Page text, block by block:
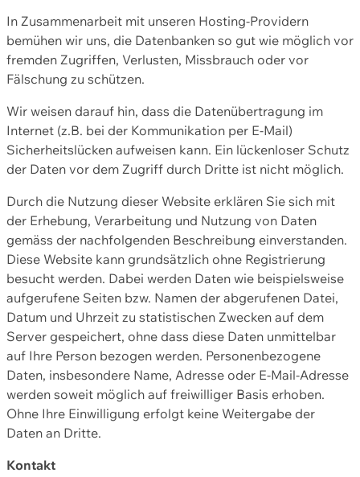
In Zusammenarbeit mit unseren Hosting-Providern
bemühen wir uns, die Datenbanken so gut wie möglich vor
fremden Zugriffen, Verlusten, Missbrauch oder vor
Fälschung zu schützen.
Wir weisen darauf hin, dass die Datenübertragung im
Internet (z.B. bei der Kommunikation per E-Mail)
Sicherheitslücken aufweisen kann. Ein lückenloser Schutz
der Daten vor dem Zugriff durch Dritte ist nicht möglich.
Durch die Nutzung dieser Website erklären Sie sich mit
der Erhebung, Verarbeitung und Nutzung von Daten
gemäss der nachfolgenden Beschreibung einverstanden.
Diese Website kann grundsätzlich ohne Registrierung
besucht werden. Dabei werden Daten wie beispielsweise
aufgerufene Seiten bzw. Namen der abgerufenen Datei,
Datum und Uhrzeit zu statistischen Zwecken auf dem
Server gespeichert, ohne dass diese Daten unmittelbar
auf Ihre Person bezogen werden. Personenbezogene
Daten, insbesondere Name, Adresse oder E-Mail-Adresse
werden soweit möglich auf freiwilliger Basis erhoben.
Ohne Ihre Einwilligung erfolgt keine Weitergabe der
Daten an Dritte.
Kontakt